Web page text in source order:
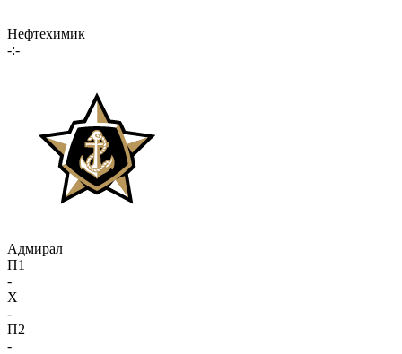
Нефтехимик
-:-
Адмирал
П1
-
X
-
П2
-